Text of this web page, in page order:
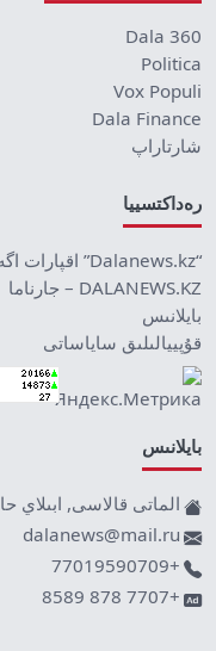
Dala 360
Politica
Vox Populi
Dala Finance
شارتاراپ
رەداكتسييا
“Dalanews.kz” اقپارات اگەنتتٸگٸ تۋرالى
DALANEWS.KZ – جارناما
بايلانىس
قۇپييالىلىق ساياساتى
بايلانىس
الماتى قالاسى, ابىلاي حان
dalanews@mail.ru
+77019590709
+7707 878 8589